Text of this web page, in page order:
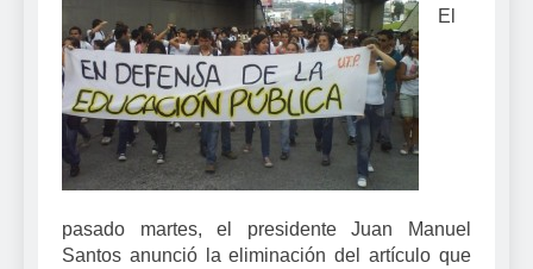
El
pasado martes, el presidente Juan Manuel
Santos anunció la eliminación del artículo que